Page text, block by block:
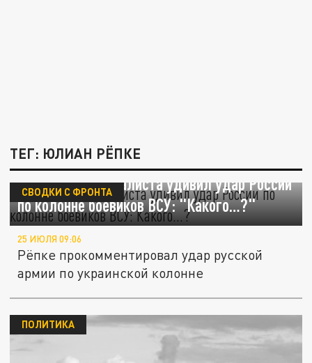
ТЕГ: ЮЛИАН РЁПКЕ
Немецкого журналиста удивил удар России
по колонне боевиков ВСУ: "Какого…?"
СВОДКИ С ФРОНТА
25 ИЮЛЯ 09:06
Рёпке прокомментировал удар русской
армии по украинской колонне
ПОЛИТИКА